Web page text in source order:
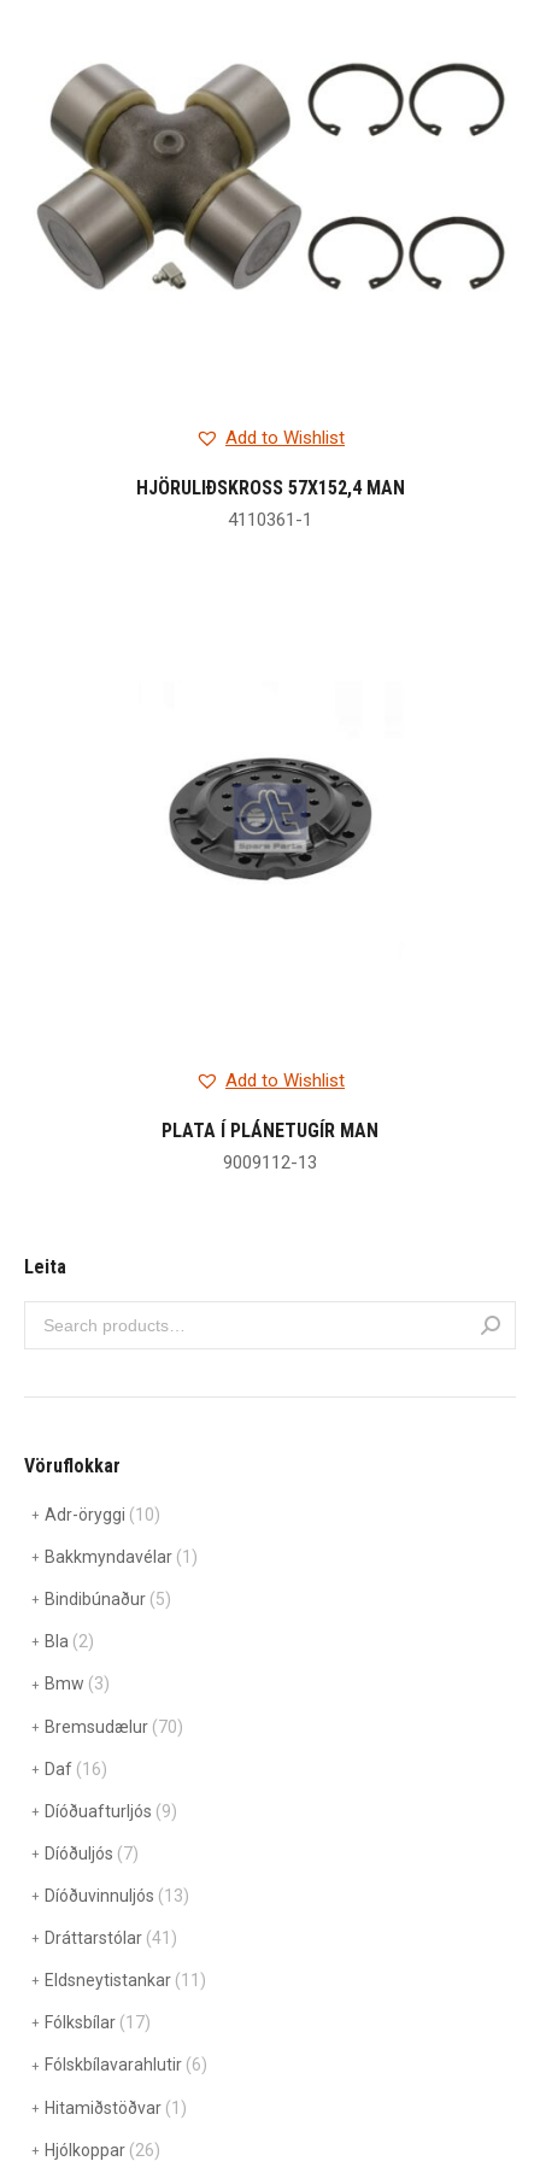
Add to Wishlist
HJÖRULIÐSKROSS 57X152,4 MAN
4110361-1
Add to Wishlist
PLATA Í PLÁNETUGÍR MAN
9009112-13
Leita
Vöruflokkar
Adr-öryggi (10)
Bakkmyndavélar (1)
Bindibúnaður (5)
Bla (2)
Bmw (3)
Bremsudælur (70)
Daf (16)
Díóðuafturljós (9)
Díóðuljós (7)
Díóðuvinnuljós (13)
Dráttarstólar (41)
Eldsneytistankar (11)
Fólksbílar (17)
Fólskbílavarahlutir (6)
Hitamiðstöðvar (1)
Hjólkoppar (26)